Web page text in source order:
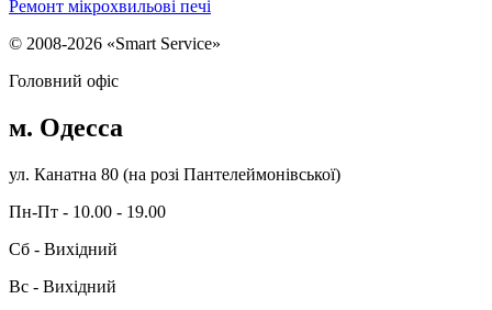
Ремонт мікрохвильові печі
© 2008-2026 «Smart Service»
Головний офіс
м. Одесса
ул. Канатна 80 (на розі Пантелеймонівської)
Пн-Пт - 10.00 - 19.00
Сб - Вихідний
Вс - Вихідний